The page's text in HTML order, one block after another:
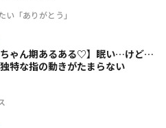
い「ありがとう」
ちゃん期あるある♡】眠い…けど…
特な指の動きがたまらない